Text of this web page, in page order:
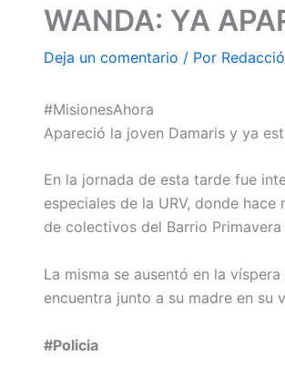
WANDA: YA
Deja un comentario / Por
#MisionesAhora
Apareció la joven Damaris y ya
En la jornada de esta tarde fue
especiales de la URV, donde
de colectivos del Barrio
La misma se ausentó en la
encuentra junto a su madre en su
#Policia